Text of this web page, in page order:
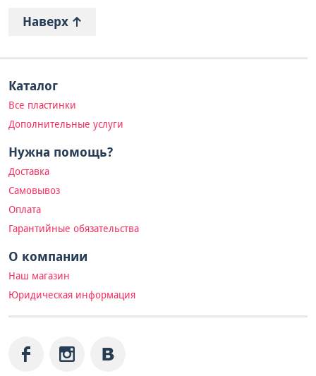
Наверх
Каталог
Все пластинки
Дополнительные услуги
Нужна помощь?
Доставка
Самовывоз
Оплата
Гарантийные обязательства
О компании
Наш магазин
Юридическая информация